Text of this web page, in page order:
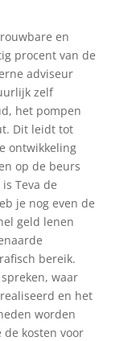
en
procent van de
adviseur
zelf
het pompen
Dit leidt tot
ontwikkeling
op de beurs
Teva de
je nog even de
geld lenen
bereik.
waar
en het
worden
kosten voor